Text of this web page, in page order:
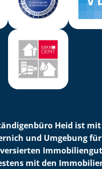
Heid ist
und Umgebung
mit den